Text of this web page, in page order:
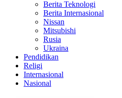
Berita Teknologi
Berita Internasional
Nissan
Mitsubishi
Rusia
Ukraina
Pendidikan
Religi
Internasional
Nasional